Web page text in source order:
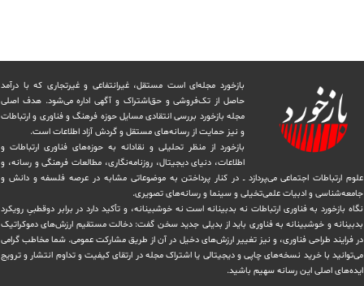
بازخورد مجله‌ای است مستقل، غیرانتفاعی و غیرتجاری که با درآمد
حاصل از تک‌فروشی و حق‌اشتراک و آگهی اداره می‌شود. ‏هدف اصلی
مجله بازخورد بررسی انتقادی مسایل حوزه فرهنگ و فناوری و ارتباطات
و نیز حمایت از رسانه‌های مستقل و‌ گردش ‏آزاد اطلاعات است.
بازخورد از منظر تحلیلی و نقادانه به حوزه‌های فناوری ارتباطات و
اطلاعات، دنیای دیجیتال، روزنامه‌نگاری، ‏مطالعات فرهنگی و رسانه، و
علوم ارتباطات اجتماعی می‌پردازد ــ در کنار پرداختن به موضوعاتی مشابه در عرصه فلسفه و دانش و
‏جامعه‌شناسی و ادبیات علمی‌تخیلی و سینما و رسانه‌های تصویری.
نگاه بازخورد به فناوری ارتباطات نه بدبینانه است نه خوشبینانه، و تأکید دارد ‏در برابر دوقطبیِ رویکرد
بدبینانه و خوشبینانه به فناوری باید از بدیلی جدید سخن گفت: دخالت مستقیم ارزش‌های دموکراتیک
در ‏فرایند طراحی فناوری، و نیز تغییر ارزش‌های دخيل در آن از طریق مشاركت عمومی. شما مخاطب گرامی
می‌توانید با خرید نسخه‌های چاپی و دیجیتالی یا ‏اشتراک مجله در ارتقای کیفیت و تداوم انتشار و ترویج
ایده‌های اصلی این رسانه سهیم باشید.